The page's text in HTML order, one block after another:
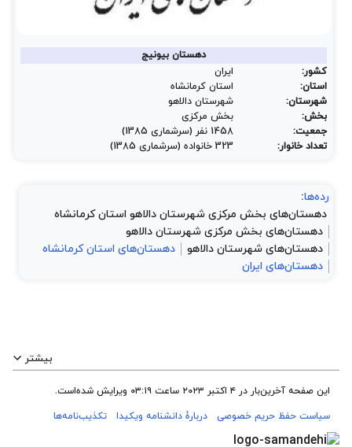
دهستان بیونیج
کشور:
ایران
استان:
استان کرمانشاه
شهرستان:
شهرستان دالاهو
بخش:
بخش مرکزی
جمعیت:
1458 نفر (سرشماری 1385)
تعداد خانوار:
323 خانواده (سرشماری 1385)
رده‌ها:
دهستان‌های بخش مرکزی شهرستان دالاهو استان کرمانشاه
دهستان‌های بخش مرکزی شهرستان دالاهو
دهستان‌های شهرستان دالاهو
دهستان‌های استان کرمانشاه
دهستان‌های ایران
بیشتر
این صفحه آخرین‌بار در ‏۴ اکتبر ۲۰۲۳ ساعت ‏۰۳:۱۹ ویرایش شده‌است.
سیاست حفظ حریم خصوصی
دربارهٔ دانشنامه ویکیدا تکذیب‌نامه‌ها